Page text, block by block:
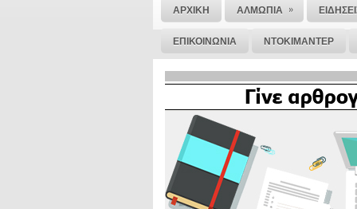
ΑΡΧΙΚΗ ΑΛΜΩΠΙΑ »
ΕΠΙΚΟΙΝΩΝΙΑ ΝΤΟΚΙΜΑΝΤΕΡ